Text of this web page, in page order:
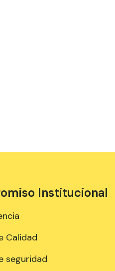
Institucional
Calidad
seguridad